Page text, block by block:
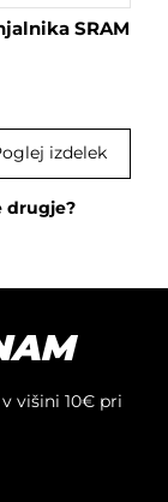
SRAM
izdelek
drugje?
višini 10€ pri